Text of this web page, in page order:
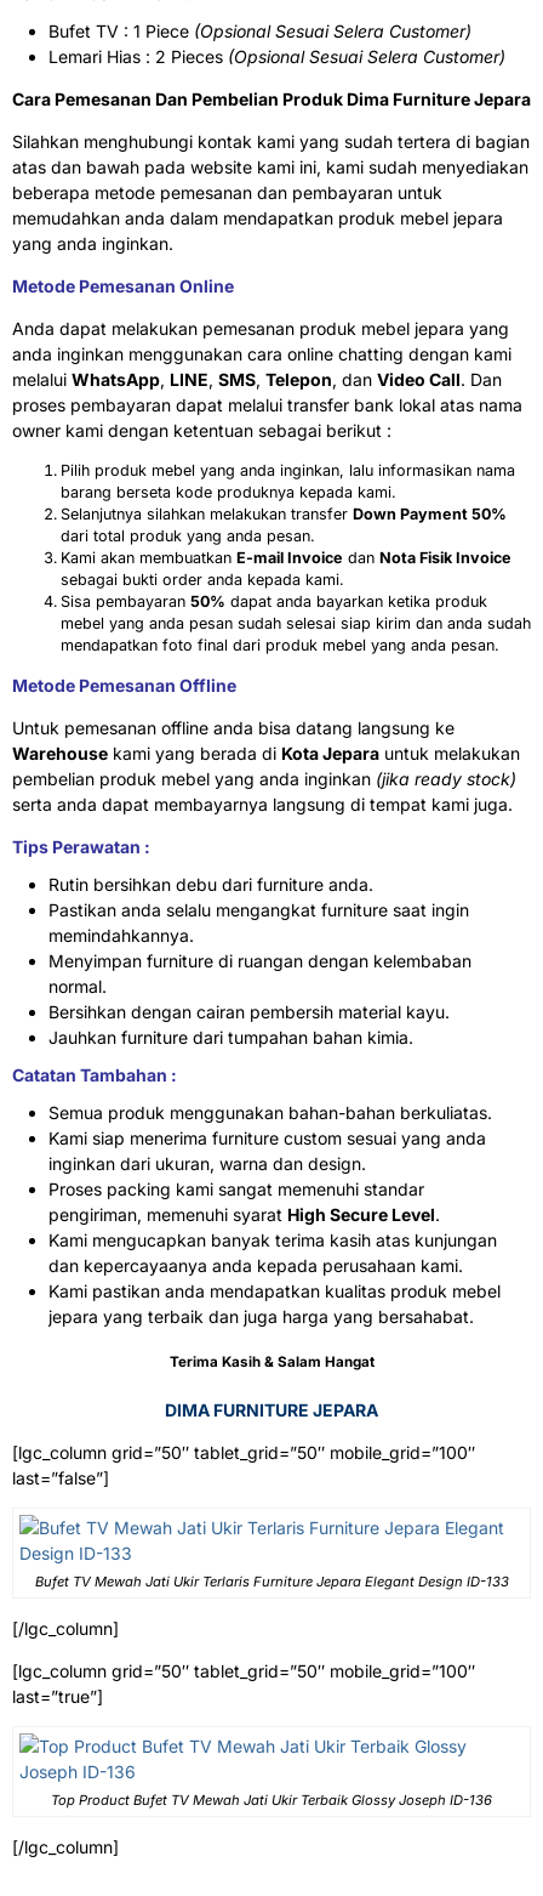
Bufet TV : 1 Piece (Opsional Sesuai Selera Customer)
Lemari Hias : 2 Pieces (Opsional Sesuai Selera Customer)
Cara Pemesanan Dan Pembelian Produk Dima Furniture Jepara
Silahkan menghubungi kontak kami yang sudah tertera di bagian
atas dan bawah pada website kami ini, kami sudah menyediakan
beberapa metode pemesanan dan pembayaran untuk
memudahkan anda dalam mendapatkan produk mebel jepara
yang anda inginkan.
Metode Pemesanan Online
Anda dapat melakukan pemesanan produk mebel jepara yang
anda inginkan menggunakan cara online chatting dengan kami
melalui WhatsApp, LINE, SMS, Telepon, dan Video Call. Dan
proses pembayaran dapat melalui transfer bank lokal atas nama
owner kami dengan ketentuan sebagai berikut :
Pilih produk mebel yang anda inginkan, lalu informasikan nama
barang berseta kode produknya kepada kami.
Selanjutnya silahkan melakukan transfer Down Payment 50%
dari total produk yang anda pesan.
Kami akan membuatkan E-mail Invoice dan Nota Fisik Invoice
sebagai bukti order anda kepada kami.
Sisa pembayaran 50% dapat anda bayarkan ketika produk
mebel yang anda pesan sudah selesai siap kirim dan anda sudah
mendapatkan foto final dari produk mebel yang anda pesan.
Metode Pemesanan Offline
Untuk pemesanan offline anda bisa datang langsung ke
Warehouse kami yang berada di Kota Jepara untuk melakukan
pembelian produk mebel yang anda inginkan (jika ready stock)
serta anda dapat membayarnya langsung di tempat kami juga.
Tips Perawatan :
Rutin bersihkan debu dari furniture anda.
Pastikan anda selalu mengangkat furniture saat ingin
memindahkannya.
Menyimpan furniture di ruangan dengan kelembaban
normal.
Bersihkan dengan cairan pembersih material kayu.
Jauhkan furniture dari tumpahan bahan kimia.
Catatan Tambahan :
Semua produk menggunakan bahan-bahan berkuliatas.
Kami siap menerima furniture custom sesuai yang anda
inginkan dari ukuran, warna dan design.
Proses packing kami sangat memenuhi standar
pengiriman, memenuhi syarat High Secure Level.
Kami mengucapkan banyak terima kasih atas kunjungan
dan kepercayaanya anda kepada perusahaan kami.
Kami pastikan anda mendapatkan kualitas produk mebel
jepara yang terbaik dan juga harga yang bersahabat.
Terima Kasih & Salam Hangat
DIMA FURNITURE JEPARA
[lgc_column grid=”50″ tablet_grid=”50″ mobile_grid=”100″
last=”false”]
Bufet TV Mewah Jati Ukir Terlaris Furniture Jepara Elegant Design ID-133
[/lgc_column]
[lgc_column grid=”50″ tablet_grid=”50″ mobile_grid=”100″
last=”true”]
Top Product Bufet TV Mewah Jati Ukir Terbaik Glossy Joseph ID-136
[/lgc_column]